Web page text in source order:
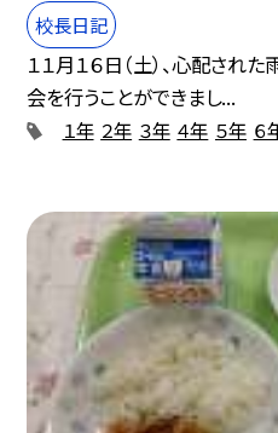
校長日記
１１月１６日（土）、心配され
会を行うことができまし...
１年 ２年 ３年 ４年 ５年 ６